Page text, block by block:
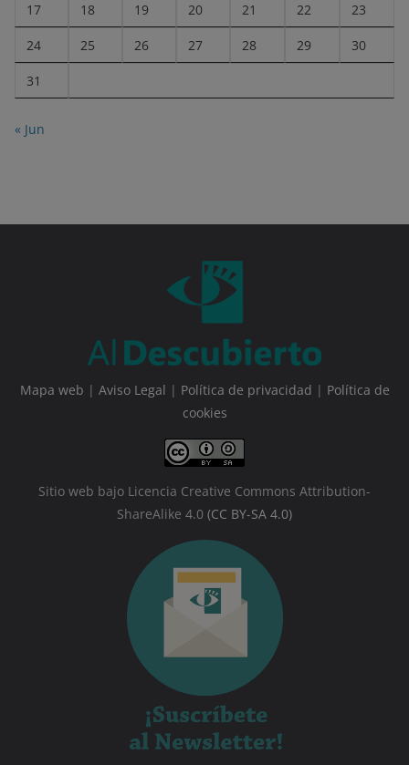
17 18 19 20 21 22 23
24 25 26 27 28 29 30
31
« Jun
Mapa web | Aviso Legal | Política de privacidad | Política de
cookies
Sitio web bajo Licencia Creative Commons Attribution-
ShareAlike 4.0 (CC BY-SA 4.0)